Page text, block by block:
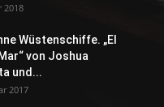
2018
Wüstenschiffe. „El
von Joshua
und...
2017